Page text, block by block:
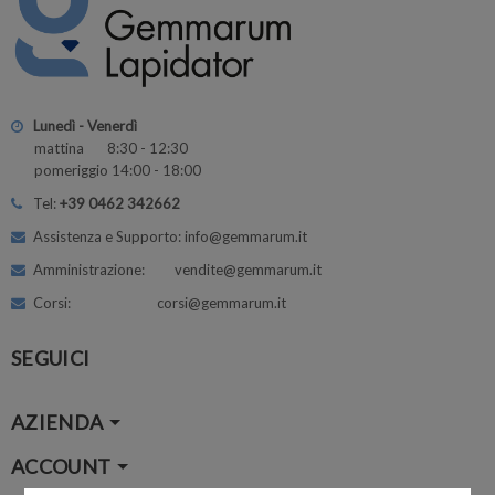
Lunedì - Venerdì
mattina 8:30 - 12:30
pomeriggio 14:00 - 18:00
Tel:+39 0462 342662
Assistenza e Supporto: info@gemmarum.it
Amministrazione: vendite@gemmarum.it
Corsi: corsi@gemmarum.it
SEGUICI
AZIENDA
ACCOUNT